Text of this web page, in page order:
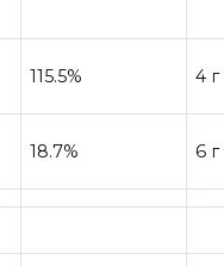
115.5% 4 г
18.7% 6 г